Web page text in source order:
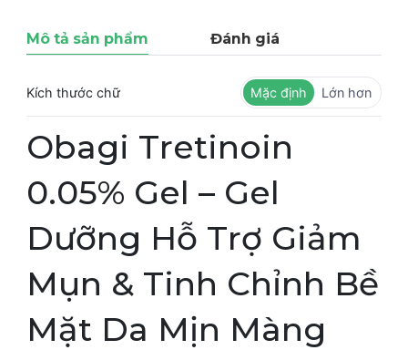
Mô tả sản phẩm Đánh giá
Kích thước chữ Mặc định Lớn hơn
Obagi Tretinoin
0.05% Gel – Gel
Dưỡng Hỗ Trợ Giảm
Mụn & Tinh Chỉnh Bề
Mặt Da Mịn Màng